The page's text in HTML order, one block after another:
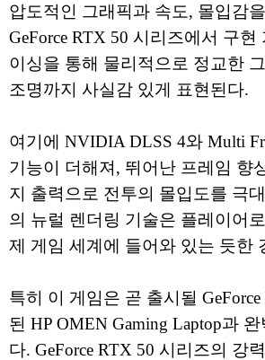
압도적인 그래픽과 속도, 몰입감
GeForce RTX 50 시리즈에서 구현
이싱을 통해 물리적으로 정교한
조명까지 사실감 있게 표현된다.
여기에 NVIDIA DLSS 4와 Multi
기능이 더해져, 뛰어난 프레임 향
지 출력으로 전투의 몰입도를 극
의 뉴럴 렌더링 기술은 플레이어
제 게임 세계에 들어와 있는 듯한
특히 이 게임은 곧 출시될
된 HP OMEN Gaming Laptop과
다. GeForce RTX 50 시리즈의 강